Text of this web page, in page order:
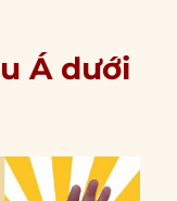
Á dưới